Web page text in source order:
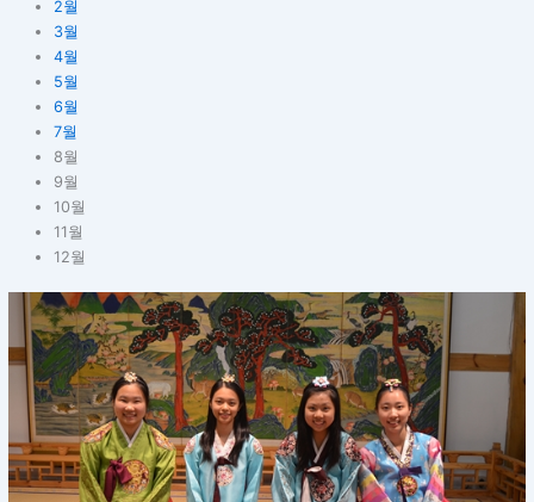
2월
3월
4월
5월
6월
7월
8월
9월
10월
11월
12월